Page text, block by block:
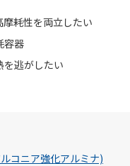
摩耗性を両立したい
容器
を逃がしたい
コニア強化アルミナ)